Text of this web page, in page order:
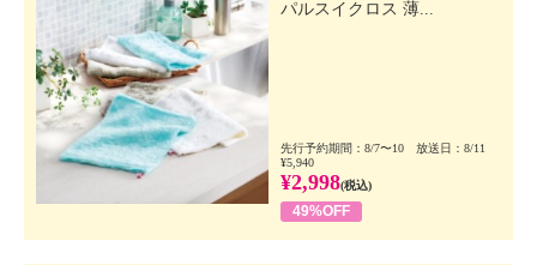
パルスイクロス 薄...
先行予約期間：8/7〜10 放送日：8/11
¥5,940
¥2,998(税込)
49%OFF